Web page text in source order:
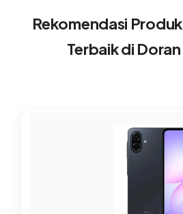
Rekomendasi Produk
Terbaik di